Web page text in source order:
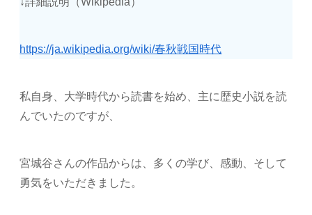
https://ja.wikipedia.org/wiki/春秋戦国時代
私自身、大学時代から読書を始め、主に歴史小説を読
んでいたのですが、
宮城谷さんの作品からは、多くの学び、感動、そして
勇気をいただきました。